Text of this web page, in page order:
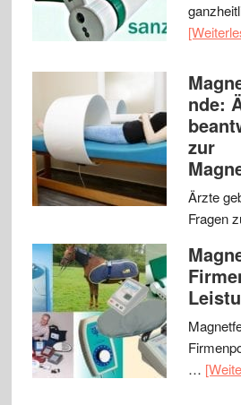
nde:
zur
Ärzte
Fragen
…